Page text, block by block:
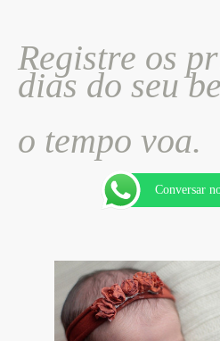
Registre os
dias do seu
o tempo voa.
Conversar